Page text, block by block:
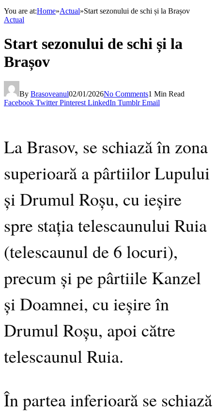
You are at:Home»Actual»Start sezonului de schi și la Brașov
Actual
Start sezonului de schi și la
Brașov
By Brasoveanul02/01/2026No Comments1 Min Read
Facebook Twitter Pinterest LinkedIn Tumblr Email
La Brasov, se schiază în zona
superioară a pârtiilor Lupului
și Drumul Roșu, cu ieșire
spre stația telescaunului Ruia
(telescaunul de 6 locuri),
precum și pe pârtiile Kanzel
și Doamnei, cu ieșire în
Drumul Roșu, apoi către
telescaunul Ruia.
În partea inferioară se schiază